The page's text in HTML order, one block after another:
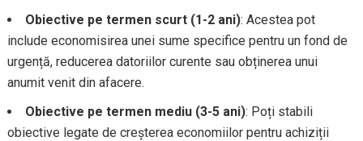
Obiective pe termen scurt (1-2 ani): Acestea pot
include economisirea unei sume specifice pentru un fond de
urgență, reducerea datoriilor curente sau obținerea unui
anumit venit din afacere.
Obiective pe termen mediu (3-5 ani): Poți stabili
obiective legate de creșterea economiilor pentru achiziții